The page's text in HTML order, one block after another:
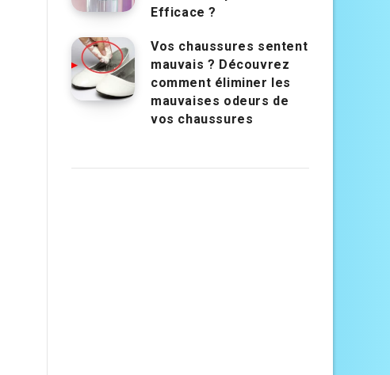
Efficace ?
Vos chaussures sentent
mauvais ? Découvrez
comment éliminer les
mauvaises odeurs de
vos chaussures